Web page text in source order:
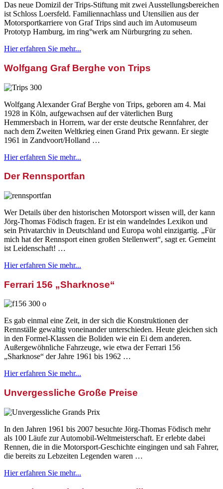
Das neue Domizil der Trips-Stiftung mit zwei Ausstellungsbereichen
ist Schloss Loersfeld. Familiennachlass und Utensilien aus der
Motorsportkarriere von Graf Trips sind auch im Automuseum
Prototyp Hamburg, im ring°werk am Nürburgring zu sehen.
Hier erfahren Sie mehr...
Wolfgang Graf Berghe von Trips
Wolfgang Alexander Graf Berghe von Trips, geboren am 4. Mai
1928 in Köln, aufgewachsen auf der väterlichen Burg
Hemmersbach in Horrem, war der erste deutsche Rennfahrer, der
nach dem Zweiten Weltkrieg einen Grand Prix gewann. Er siegte
1961 in Zandvoort/Holland …
Hier erfahren Sie mehr...
Der Rennsportfan
Wer Details über den historischen Motorsport wissen will, der kann
Jörg-Thomas Födisch fragen. Er ist ein wandelndes Lexikon und
sein Privatarchiv in Deutschland und Europa wohl einzigartig. „Für
mich hat der Rennsport einen großen Stellenwert“, sagt er. Gemeint
ist Leidenschaft! …
Hier erfahren Sie mehr...
Ferrari 156 „Sharknose“
Es gab einmal eine Zeit, in der sich die Konstruktionen der
Rennställe gewaltig voneinander unterschieden. Heute gleichen sich
in den Formel-Klassen die Boliden wie ein Ei dem anderen.
Außergewöhnliche Fahrzeuge, wie etwa der Ferrari 156
„Sharknose“ der Jahre 1961 bis 1962 …
Hier erfahren Sie mehr...
Unvergessliche Große Preise
In den Jahren 1961 bis 2007 besuchte Jörg-Thomas Födisch mehr
als 100 Läufe zur Automobil-Weltmeisterschaft. Er erlebte dabei
Rennen, die in die Motorsport-Geschichte eingingen und sah Fahrer,
die bereits zu Lebzeiten Legenden waren …
Hier erfahren Sie mehr...